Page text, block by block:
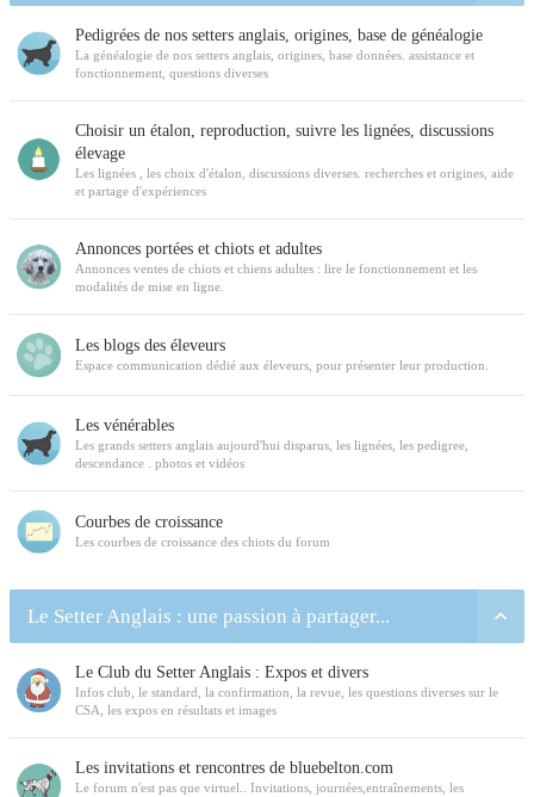
Pedigrées de nos setters anglais, origines, base de généalogie
La généalogie de nos setters anglais, origines, base données. assistance et
fonctionnement, questions diverses
Choisir un étalon, reproduction, suivre les lignées, discussions
élevage
Les lignées , les choix d'étalon, discussions diverses. recherches et origines, aide
et partage d'expériences
Annonces portées et chiots et adultes
Annonces ventes de chiots et chiens adultes : lire le fonctionnement et les
modalités de mise en ligne.
Les blogs des éleveurs
Espace communication dédié aux éleveurs, pour présenter leur production.
Les vénérables
Les grands setters anglais aujourd'hui disparus, les lignées, les pedigree,
descendance . photos et vidéos
Courbes de croissance
Les courbes de croissance des chiots du forum
Le Setter Anglais : une passion à partager...
Le Club du Setter Anglais : Expos et divers
Infos club, le standard, la confirmation, la revue, les questions diverses sur le
CSA, les expos en résultats et images
Les invitations et rencontres de bluebelton.com
Le forum n'est pas que virtuel.. Invitations, journées,entraînements, les